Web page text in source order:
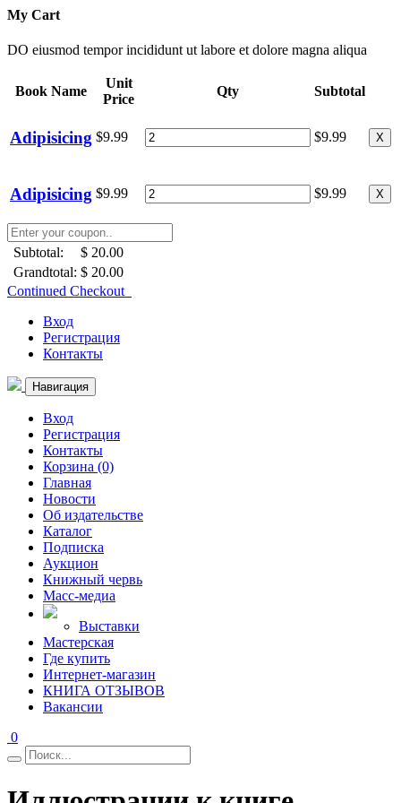
My Cart
DO eiusmod tempor incididunt ut labore et dolore magna aliqua
Book Name
Unit
Price
Qty Subtotal
Adipisicing $9.99 $9.99 X
Adipisicing $9.99 $9.99 X
Subtotal:
$ 20.00
Grandtotal: $ 20.00
Continued Checkout
Вход
Регистрация
Контакты
Навигация
Вход
Регистрация
Контакты
Корзина (0)
Главная
Новости
Об издательстве
Каталог
Подписка
Аукцион
Книжный червь
Масс-медиа
Выставки
Мастерская
Где купить
Интернет-магазин
КНИГА ОТЗЫВОВ
Вакансии
0